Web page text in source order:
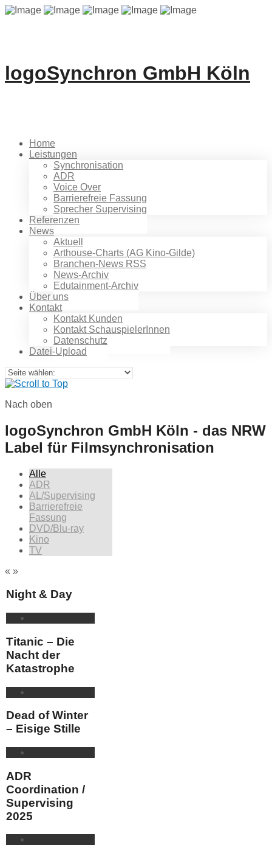
logoSynchron GmbH Köln
Home
Leistungen
Synchronisation
ADR
Voice Over
Barrierefreie Fassung
Sprecher Supervising
Referenzen
News
Aktuell
Arthouse-Charts (AG Kino-Gilde)
Branchen-News RSS
News-Archiv
Edutainment-Archiv
Über uns
Kontakt
Kontakt Kunden
Kontakt SchauspielerInnen
Datenschutz
Datei-Upload
Nach oben
logoSynchron GmbH Köln - das NRW
Label für Filmsynchronisation
Alle
ADR
AL/Supervising
Barrierefreie
Fassung
DVD/Blu-ray
Kino
TV
« »
Night & Day
Titanic – Die
Nacht der
Katastrophe
Dead of Winter
– Eisige Stille
ADR
Coordination /
Supervising
2025